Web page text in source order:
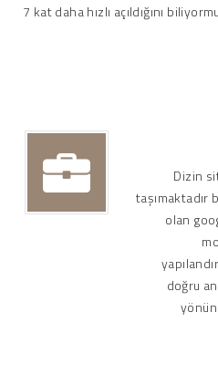
7 kat daha hızlı açıldığını
Dizin
taşımaktadır
olan
doğru